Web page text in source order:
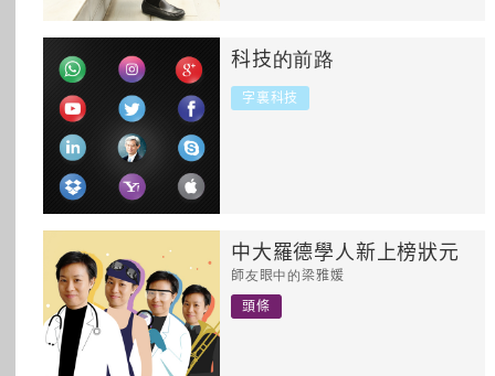
科技的前路
字裏科技
中大羅德學人新上榜狀元
師友眼中的梁雅媛
頭條